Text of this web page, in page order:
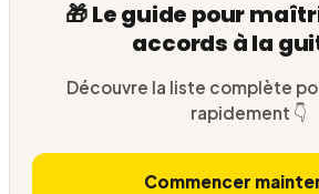
🎁 Le guide pour
accords à la
Découvre la liste complète
rapidement 👇
Commencer